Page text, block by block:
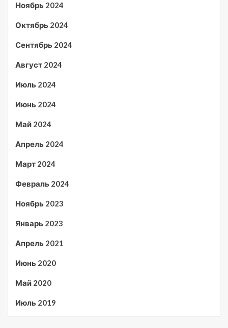
Ноябрь 2024
Октябрь 2024
Сентябрь 2024
Август 2024
Июль 2024
Июнь 2024
Май 2024
Апрель 2024
Март 2024
Февраль 2024
Ноябрь 2023
Январь 2023
Апрель 2021
Июнь 2020
Май 2020
Июль 2019